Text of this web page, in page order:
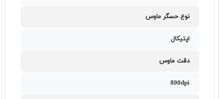
نوع حسگر ماوس
اپتیکال
دقت ماوس
800dpi